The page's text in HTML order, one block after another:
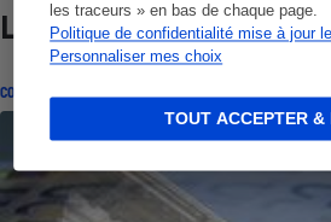
les traceurs » en bas de chaque page.
Politique de confidentialité mise à jour
Personnaliser mes choix
TOUT ACCEPTER &
Lire aussi
CONSEILS